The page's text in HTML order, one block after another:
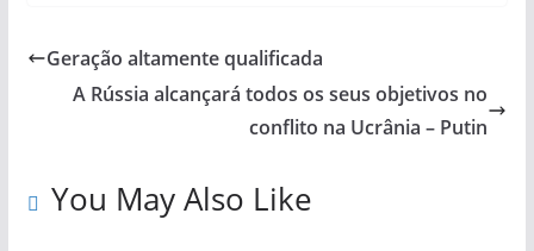
Geração altamente qualificada
A Rússia alcançará todos os seus objetivos no
conflito na Ucrânia – Putin
You May Also Like